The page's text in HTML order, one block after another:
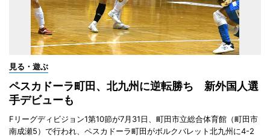
見る・遊ぶ
ペスカドーラ町田、北九州に逆転勝ち 新外国人選
手デビューも
Fリーグディビジョン1第10節が7月31日、町田市立総合体育館（町田市
南成瀬5）で行われ、ペスカドーラ町田がボルクバレット北九州に4-2